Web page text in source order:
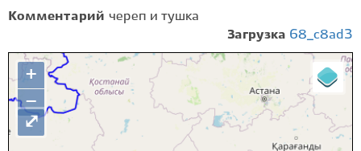
Комментарий череп и тушка
Загрузка 68_c8ad3
+
−
⤢